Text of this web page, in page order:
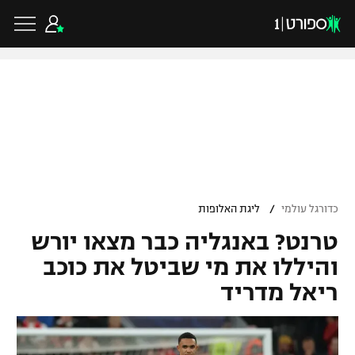
גביע הטוטו
ליגיונרים
גביע המדינה
ליגת האלופות
ליגה אירופית
ליגה אנגלית
כדורסל ישראלי
ליגת ווינר סל
ליגה לאומית
כדורסל עולמי
NBA
כדורגל עולמי / ליגת האלופות
טרנט? באנגליה כבר מצאו יורש
והיללו את מי שביטל את כוכב
ריאל מדריד